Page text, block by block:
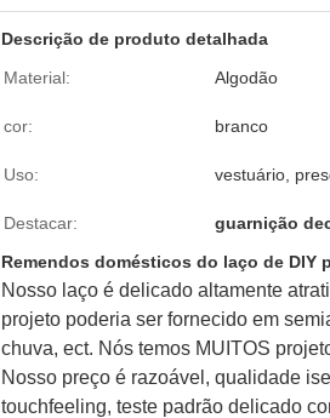
Descrição de produto detalhada
Material:
Algodão
cor: branco
Uso: vestuário,
Destacar:
guarnição
Remendos domésticos do laço de
Nosso laço é delicado altamente
projeto poderia ser fornecido em
chuva, ect. Nós temos MUITOS
Nosso preço é razoável, qualidade
touchfeeling, teste padrão delicado